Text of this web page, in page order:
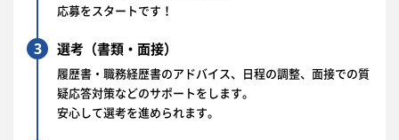
応募をスタートです！
3 選考（書類・面接）
履歴書・職務経歴書のアドバイス、日程の調整、面接での質
疑応答対策などのサポートをします。
安心して選考を進められます。